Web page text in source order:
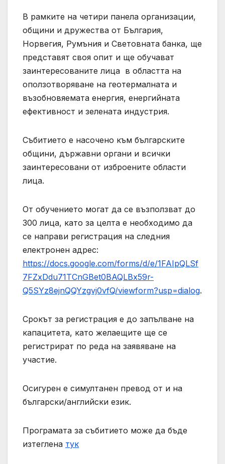
В рамките на четири панела организации,
общини и дружества от България,
Норвегия, Румъния и Световната банка, ще
представят своя опит и ще обучават
заинтересованите лица в областта на
оползотворяване на геотермалната и
възобновяемата енергия, енергийната
ефективност и зелената индустрия.
Събитието е насочено към българските
общини, държавни органи и всички
заинтересовани от изброените области
лица.
От обучението могат да се възползват до
300 лица, като за целта е необходимо да
се направи регистрация на следния
електронен адрес:
https://docs.google.com/forms/d/e/1FAIpQLSf
7FZxDdu71TCnGBet0BAQLBx59r-
Q5SYz8ejnQQYzgvj0vfQ/viewform?usp=dialog.
Срокът за регистрация е до запълване на
капацитета, като желаещите ще се
регистрират по реда на заявяване на
участие.
Осигурен е симултанен превод от и на
български/английски език.
Програмата за събитието може да бъде
изтеглена тук